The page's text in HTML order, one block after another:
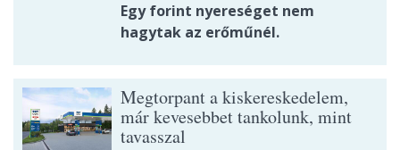
Egy forint nyereséget nem
hagytak az erőműnél.
Megtorpant a kiskereskedelem,
már kevesebbet tankolunk, mint
tavasszal